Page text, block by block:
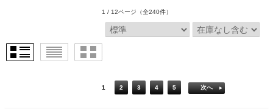
1 / 12ページ （全240件）
1 2 3 4 5 次へ